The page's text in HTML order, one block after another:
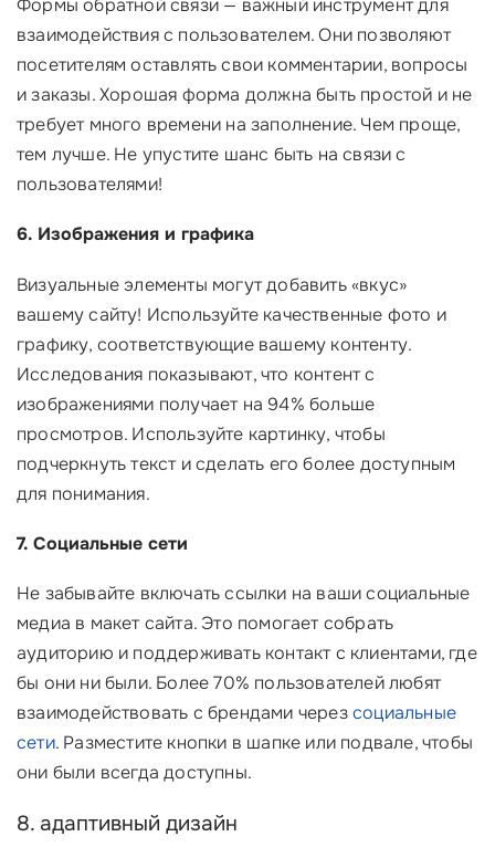
Формы обратной связи — важный инструмент для
взаимодействия с пользователем. Они позволяют
посетителям оставлять свои комментарии, вопросы
и заказы. Хорошая форма должна быть простой и не
требует много времени на заполнение. Чем проще,
тем лучше. Не упустите шанс быть на связи с
пользователями!
6. Изображения и графика
Визуальные элементы могут добавить «вкус»
вашему сайту! Используйте качественные фото и
графику, соответствующие вашему контенту.
Исследования показывают, что контент с
изображениями получает на 94% больше
просмотров. Используйте картинку, чтобы
подчеркнуть текст и сделать его более доступным
для понимания.
7. Социальные сети
Не забывайте включать ссылки на ваши социальные
медиа в макет сайта. Это помогает собрать
аудиторию и поддерживать контакт с клиентами, где
бы они ни были. Более 70% пользователей любят
взаимодействовать с брендами черезсоциальные
сети. Разместите кнопки в шапке или подвале, чтобы
они были всегда доступны.
8. адаптивный дизайн